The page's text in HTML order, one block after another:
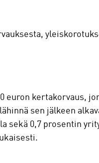
euron kertakorvaus,
sen jälkeen
sekä 0,7 prosentin